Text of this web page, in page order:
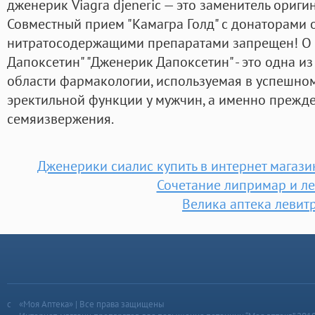
дженерик Viagra djeneric — это заменитель
Совместный прием "Камагра Голд" с донаторами
нитратосодержащими препаратами запрещен!
Дапоксетин" "Дженерик Дапоксетин" - это одна
области фармакологии, используемая в
эректильной функции у мужчин, а именно
семяизвержения.
Дженерики сиалис купить в интернет
Сочетание липримар и
Велика аптека
«Моя Аптека» | Все права защищены